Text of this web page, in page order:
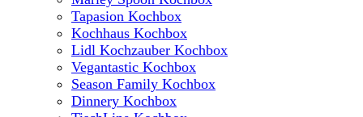
Tapasion Kochbox
Kochhaus Kochbox
Lidl Kochzauber Kochbox
Vegantastic Kochbox
Season Family Kochbox
Dinnery Kochbox